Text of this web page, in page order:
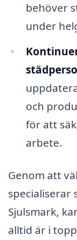
behöver
under
och
för att
arbete.
Genom att
specialiserar
Sjulsmark,
alltid är i